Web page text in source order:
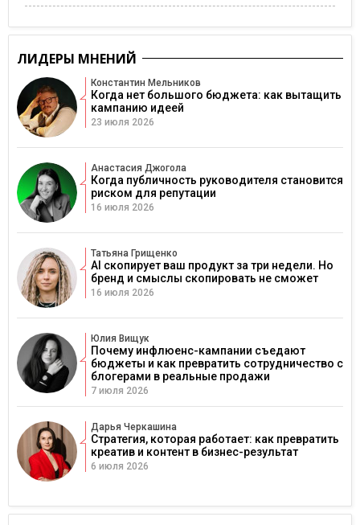
ЛИДЕРЫ МНЕНИЙ
Константин Мельников
Когда нет большого бюджета: как вытащить
кампанию идеей
23 июля 2026
Анастасия Джогола
Когда публичность руководителя становится
риском для репутации
16 июля 2026
Татьяна Грищенко
AI скопирует ваш продукт за три недели. Но
бренд и смыслы скопировать не сможет
16 июля 2026
Юлия Вищук
Почему инфлюенс-кампании съедают
бюджеты и как превратить сотрудничество с
блогерами в реальные продажи
7 июля 2026
Дарья Черкашина
Стратегия, которая работает: как превратить
креатив и контент в бизнес-результат
6 июля 2026